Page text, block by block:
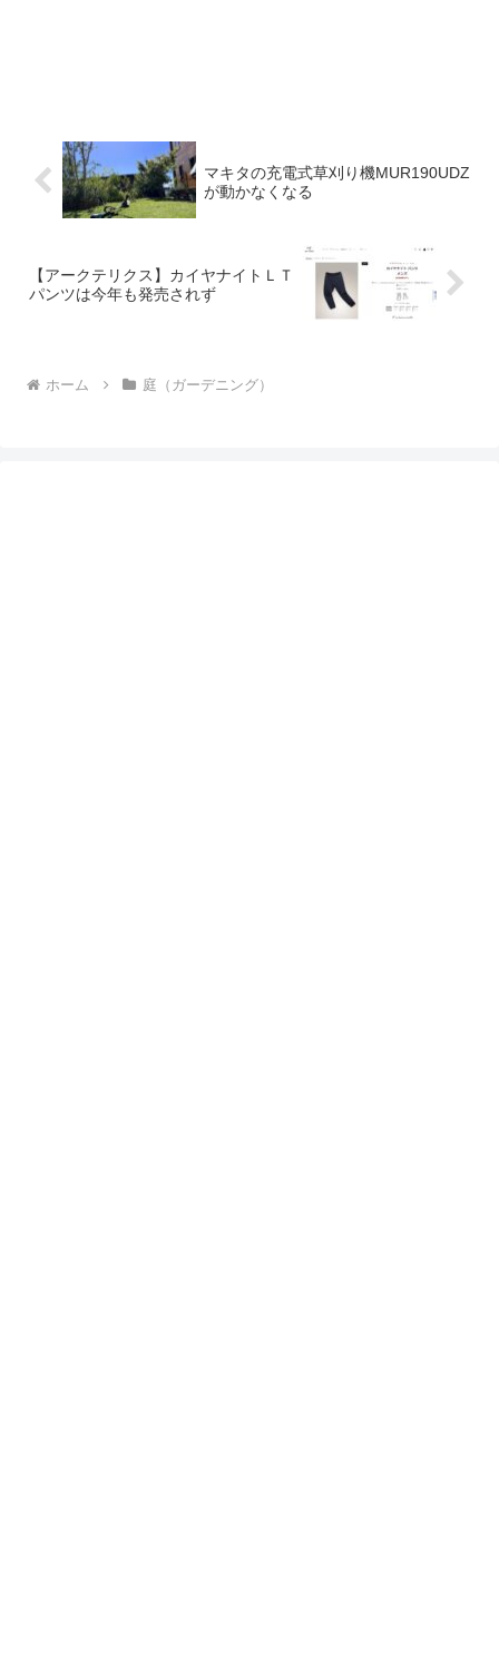
マキタの充電式草刈り機MUR190UDZ
が動かなくなる
【アークテリクス】カイヤナイトＬＴ
パンツは今年も発売されず
ホーム 庭（ガーデニング）